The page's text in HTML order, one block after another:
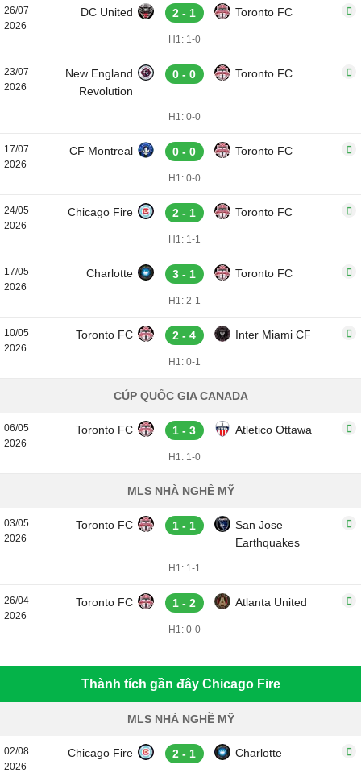
26/07
2026
DC United 2 - 1 Toronto FC
H1: 1-0
23/07
2026
New England
Revolution
0 - 0 Toronto FC
H1: 0-0
17/07
2026
CF Montreal 0 - 0 Toronto FC
H1: 0-0
24/05
2026
Chicago Fire 2 - 1 Toronto FC
H1: 1-1
17/05
2026
Charlotte 3 - 1 Toronto FC
H1: 2-1
10/05
2026
Toronto FC 2 - 4 Inter Miami CF
H1: 0-1
CÚP QUỐC GIA CANADA
06/05
2026
Toronto FC 1 - 3 Atletico Ottawa
H1: 1-0
MLS NHÀ NGHỀ MỸ
03/05
2026
Toronto FC 1 - 1
San Jose
Earthquakes
H1: 1-1
26/04
2026
Toronto FC 1 - 2 Atlanta United
H1: 0-0
Thành tích gần đây Chicago Fire
MLS NHÀ NGHỀ MỸ
02/08
2026
Chicago Fire 2 - 1 Charlotte